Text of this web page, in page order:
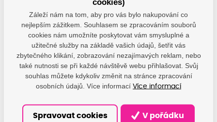
Kompatibilní tiskárny
Canon PIXMA iP7250
Canon PIXMA MG 5400
Canon PIXMA MG 5450
Canon PIXMA MG 5500
Canon PIXMA MG 5550
Canon PIXMA MG 5650
Canon PIXMA MG 6350
Canon PIXMA MG 6450
Canon PIXMA MG 7150
cookies)
Záleží nám na tom, aby pro vás bylo nakupování co
nejlepším zážitkem. Souhlasem se zpracováním souborů
cookies nám umožníte poskytovat vám smysluplné a
užitečné služby na základě vašich údajů, šetřit vás
zbytečného klikání, zobrazování nezajímavých reklam, nebo
také nutnosti se při každé návštěvě webu přihlašovat. Svůj
souhlas můžete kdykoliv změnit na stránce zpracování
osobních údajů. Více informací Více informací
Spravovat cookies V pořádku